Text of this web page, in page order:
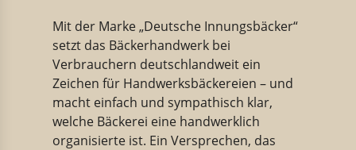
Mit der Marke „Deutsche Innungsbäcker“
setzt das Bäckerhandwerk bei
Verbrauchern deutschlandweit ein
Zeichen für Handwerksbäckereien – und
macht einfach und sympathisch klar,
welche Bäckerei eine handwerklich
organisierte ist. Ein Versprechen, das